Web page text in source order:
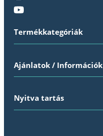
Termékkategóriák
Ajánlatok / Információk
Nyitva tartás